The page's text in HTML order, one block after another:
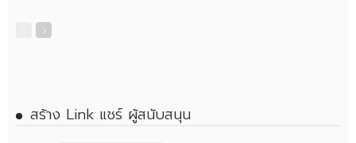
สร้าง Link แชร์ ผู้สนับสนุน